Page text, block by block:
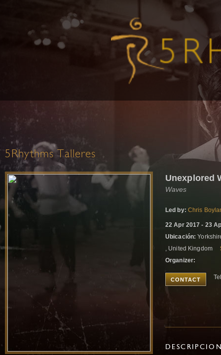
5Rhythms Talleres
Unexplored
Waves
Led by: Chris
22 Apr 2017 - 23
Ubicación:
, United Kingdom
Organizer:
CONTACT